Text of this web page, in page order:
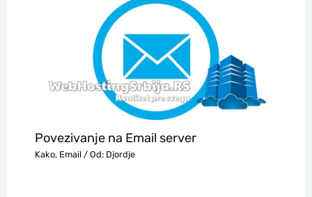
Povezivanje na Email server
Kako, Email/ Od: Djordje